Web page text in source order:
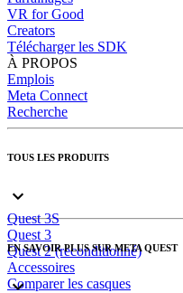
VR for Good
Creators
Télécharger les SDK
À PROPOS
Emplois
Meta Connect
Recherche
TOUS LES PRODUITS
Quest 3S
Quest 3
Quest 2 (reconditionné)
Accessoires
Comparer les casques
EN SAVOIR PLUS SUR META QUEST